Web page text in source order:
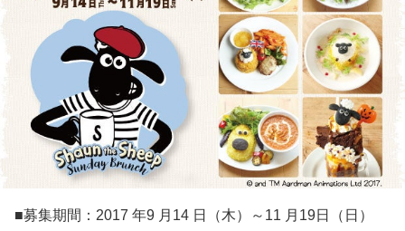
■募集期間：2017 年9 月14 日（木）～11 月19日（日）